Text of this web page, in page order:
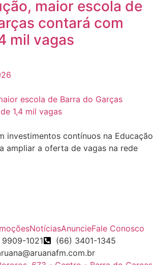
maior escola de
contará com
mil vagas
investimentos contínuos na Educação
ampliar a oferta de vagas na rede
NotíciasAnuncieFale Conosco
1021
(66) 3401-1345